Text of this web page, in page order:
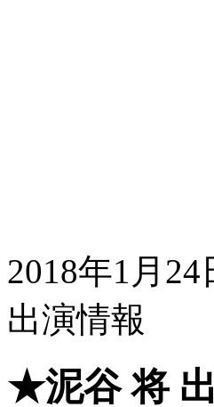
2018年1月24
出演情報
★泥谷 将